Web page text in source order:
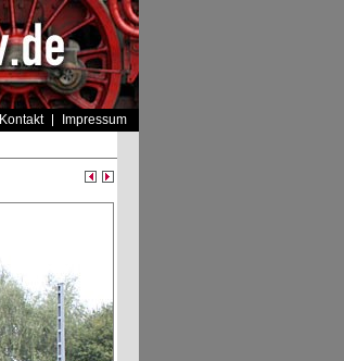
Kontakt Impressum